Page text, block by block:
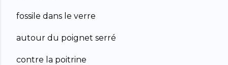
fossile dans le verre
autour du poignet serré
contre la poitrine